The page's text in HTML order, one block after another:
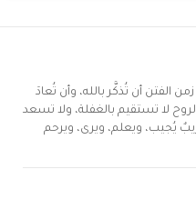
الفتن أن تُذكَّر بالله، وأن تُعادَ
لا تستقيم بالغفلة، ولا تسعد
يُجيب، ويعلم، ويرى، ويرحم